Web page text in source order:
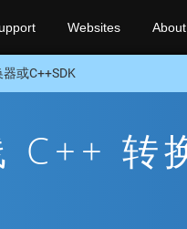
Websites About
或C++SDK
C++ 转